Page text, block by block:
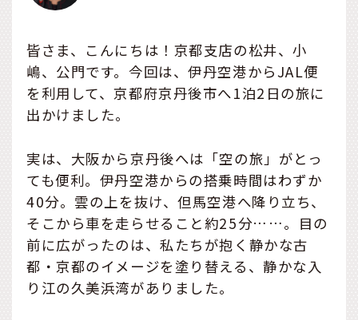
皆さま、こんにちは！京都支店の松井、小
嶋、公門です。今回は、伊丹空港からJAL便
を利用して、京都府京丹後市へ1泊2日の旅に
出かけました。
実は、大阪から京丹後へは「空の旅」がとっ
ても便利。伊丹空港からの搭乗時間はわずか
40分。雲の上を抜け、但馬空港へ降り立ち、
そこから車を走らせること約25分……。目の
前に広がったのは、私たちが抱く静かな古
都・京都のイメージを塗り替える、静かな入
り江の久美浜湾がありました。